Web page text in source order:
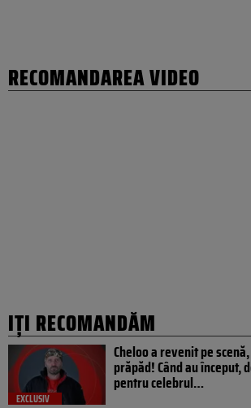
RECOMANDAREA VIDEO
IȚI RECOMANDĂM
EXCLUSIV
Cheloo a revenit pe
prăpăd! Când au început,
pentru celebrul…